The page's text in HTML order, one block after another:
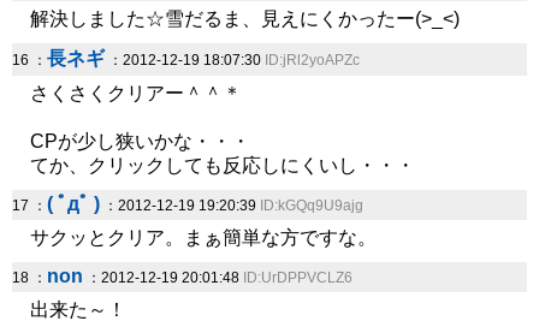
解決しました☆雪だるま、見えにくかったー(>_<)
16 ： 長ネギ ：2012-12-19 18:07:30 ID:jRl2yoAPZc
さくさくクリアー＾＾＊
CPが少し狭いかな・・・
てか、クリックしても反応しにくいし・・・
17 ： ( ﾟдﾟ ) ：2012-12-19 19:20:39 ID:kGQq9U9ajg
サクッとクリア。まぁ簡単な方ですな。
18 ： non ：2012-12-19 20:01:48 ID:UrDPPVCLZ6
出来た～！